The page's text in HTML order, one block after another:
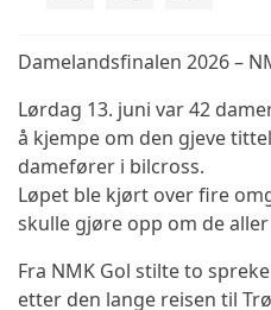
Damelandsfinalen 2026 –
Lørdag 13. juni var 42
å kjempe om den gjeve
damefører i bilcross.
Løpet ble kjørt over fire
skulle gjøre opp om de
Fra NMK Gol stilte to
etter den lange reisen til